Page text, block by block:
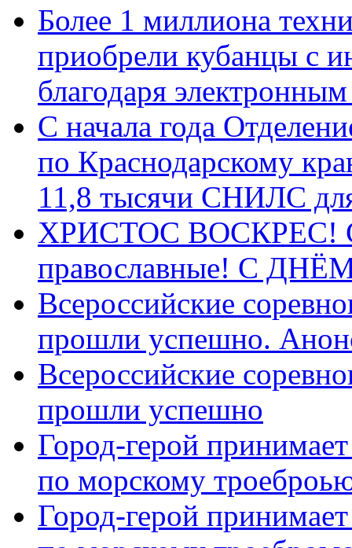
Более 1 миллиона
приобрели кубанцы с
благодаря
С начала года
по Краснодарскому
11,8 тысячи СНИЛС
ХРИСТОС ВОСКРЕС! С
православные! C
Всероссийские
прошли успешно.
Всероссийские
прошли успешно
Город-герой
по морскому
Город-герой